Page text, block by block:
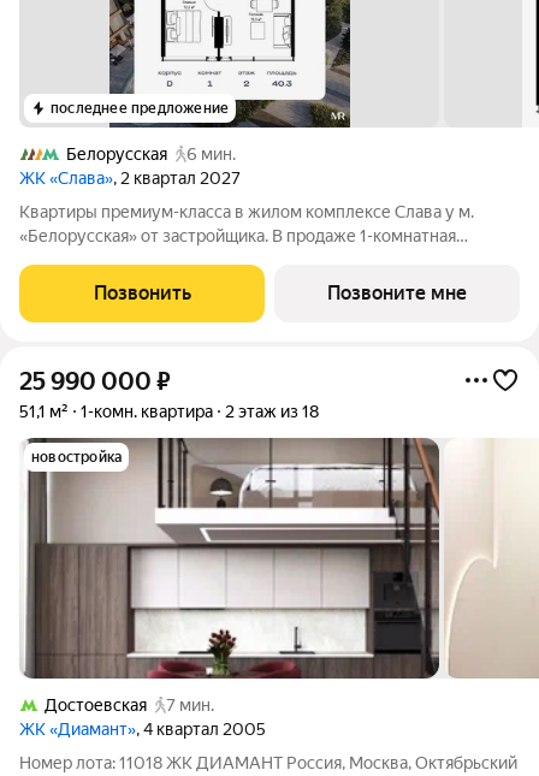
последнее предложение
Белорусская
6 мин.
ЖК «Слава», 2 квартал 2027
Квартиры премиум-класса в жилом комплексе Слава у м.
«Белорусская» от застройщика. В продаже 1-комнатная
Новый современный жилой комплекс премиум-класса Слава
расположен в той части центра, где
Позвонить Позвоните мне
25 990 000 ₽
51,1 м² 1-комн. квартира 2 этаж из 18
новостройка
Достоевская
7 мин.
ЖК «Диамант», 4 квартал 2005
Номер лота: 11018 ЖК ДИАМАНТ Россия, Москва, Октябрьский